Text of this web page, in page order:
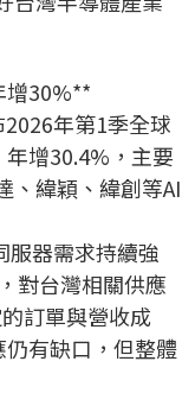
增30%**
年第1季全球
增30.4%，主要
、緯穎、緯創等AI
服器需求持續強
對台灣相關供應
訂單與營收成
仍有缺口，但整體